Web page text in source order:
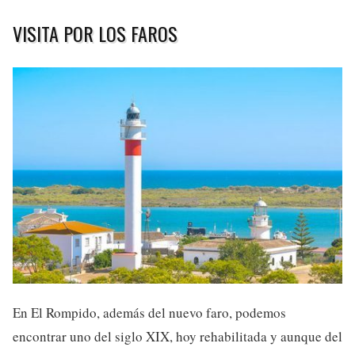
VISITA POR LOS FAROS
En El Rompido, además del nuevo faro, podemos
encontrar uno del siglo XIX, hoy rehabilitada y aunque del